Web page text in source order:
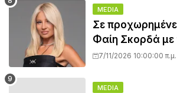
MEDIA
Σε
Φαίη Σκορδά με
συμφωνία... -
7/11/2026 10:00:00 π.μ.
MEDIA